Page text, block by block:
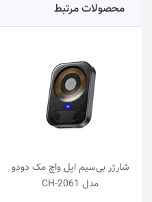
محصولات مرتبط
شارژر بی‌سیم اپل واچ مک دودو
مدل CH-2061